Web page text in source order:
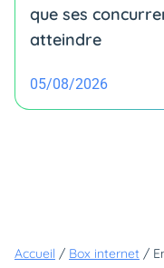
que ses
atteindre
05/08/2026
Accueil / Box internet /